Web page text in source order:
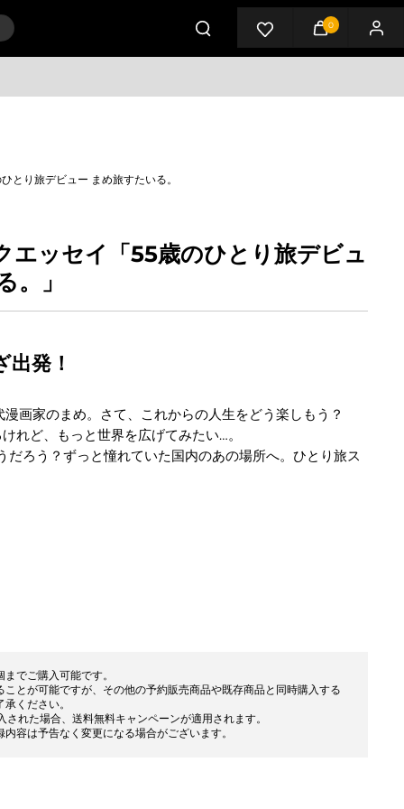
0
カート マ
とり旅デビュー まめ旅すたいる。
エッセイ「55歳のひとり旅デビュ
。」
発！
画家のまめ。さて、これからの人生をどう楽しもう？
れど、もっと世界を広げてみたい…。
ろう？ずっと憧れていた国内のあの場所へ。ひとり旅ス
でご購入可能です。
とが可能ですが、その他の予約販売商品や既存商品と同時購入する
ください。
れた場合、送料無料キャンペーンが適用されます。
容は予告なく変更になる場合がございます。